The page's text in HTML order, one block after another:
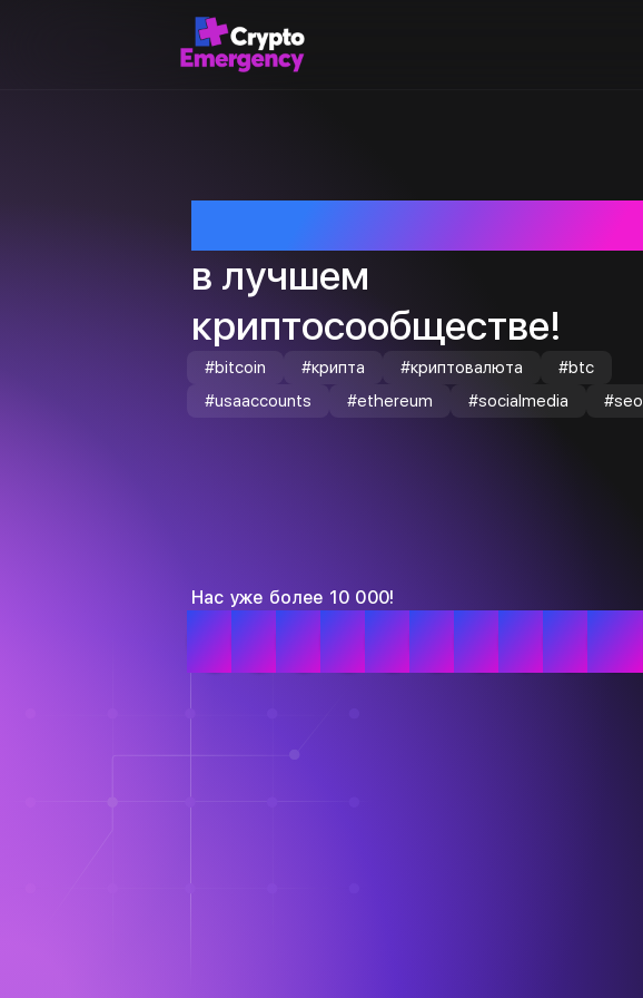
в лучшем
криптосообществе!
#bitcoin #крипта #криптовалюта
#btc
#usaaccounts
#ethereum #socialmedia #seo
Нас уже более 10 000!